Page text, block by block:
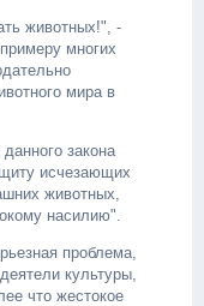
животных!", -
многих
мира в
закона
исчезающих
животных,
насилию".
проблема,
культуры,
что жестокое